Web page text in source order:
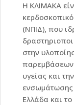
Η ΚΛΙΜΑΚΑ
(ΝΠΙΔ), που
στην
παρεμβάσεων
υγείας και
Ελλάδα και